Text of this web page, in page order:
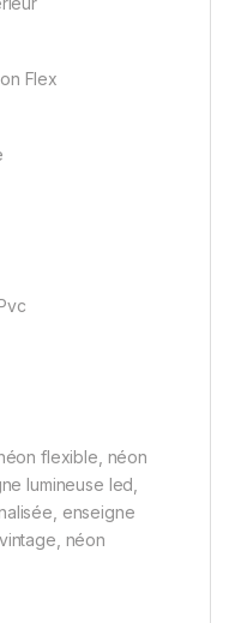
Flex
flexible, néon
lumineuse led,
enseigne
néon